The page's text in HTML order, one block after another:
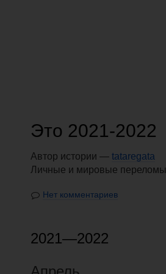
Это 2021-2022
Автор истории — tataregata
Личные и мировые переломы
Нет комментариев
2021—2022